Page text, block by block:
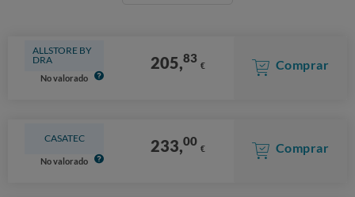
ALLSTORE BY
DRA
No valorado
205,83 € Comprar
CASATEC
No valorado
233,00 € Comprar